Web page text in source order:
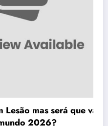
mas será que vai
2026?